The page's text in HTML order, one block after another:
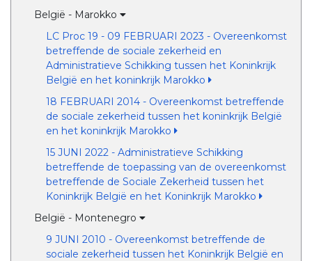
België - Marokko
LC Proc 19 - 09 FEBRUARI 2023 - Overeenkomst
betreffende de sociale zekerheid en
Administratieve Schikking tussen het Koninkrijk
België en het koninkrijk Marokko
18 FEBRUARI 2014 - Overeenkomst betreffende
de sociale zekerheid tussen het koninkrijk België
en het koninkrijk Marokko
15 JUNI 2022 - Administratieve Schikking
betreffende de toepassing van de overeenkomst
betreffende de Sociale Zekerheid tussen het
Koninkrijk België en het Koninkrijk Marokko
België - Montenegro
9 JUNI 2010 - Overeenkomst betreffende de
sociale zekerheid tussen het Koninkrijk België en